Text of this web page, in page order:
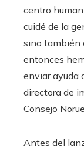
centro
cuidé de la
sino también
entonces
enviar ayuda
directora de
Consejo
Antes del